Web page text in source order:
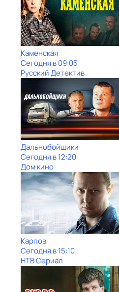
Каменская
Сегодня в 09:05
Русский Детектив
Дальнобойщики
Сегодня в 12:20
Дом кино
Карпов
Сегодня в 15:10
НТВ Сериал